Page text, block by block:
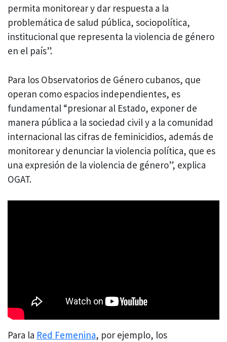
permita monitorear y dar respuesta a la
problemática de salud pública, sociopolítica,
institucional que representa la violencia de género
en el país”.
Para los Observatorios de Género cubanos, que
operan como espacios independientes, es
fundamental “presionar al Estado, exponer de
manera pública a la sociedad civil y a la comunidad
internacional las cifras de feminicidios, además de
monitorear y denunciar la violencia política, que es
una expresión de la violencia de género”, explica
OGAT.
Para la Red Femenina, por ejemplo, los